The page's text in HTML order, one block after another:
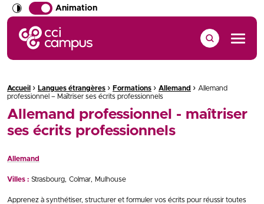
Animation
CCI Campus La formation qui vous ressemble
Menu
Fil d'Ariane :
Accueil › Langues étrangères › Formations › Allemand › Allemand
professionnel – Maîtriser ses écrits professionnels
Allemand professionnel - maîtriser
ses écrits professionnels
Allemand
Villes : Strasbourg Colmar Mulhouse
Apprenez à synthétiser, structurer et formuler vos écrits pour réussir toutes